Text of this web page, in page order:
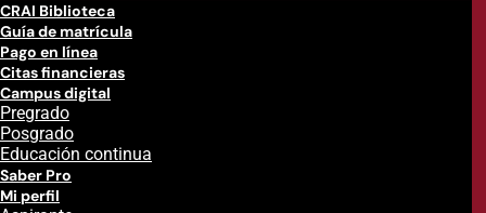
CRAI Biblioteca
Guía de matrícula
Pago en línea
Citas financieras
Campus digital
Pregrado
Posgrado
Educación continua
Saber Pro
Mi perfil